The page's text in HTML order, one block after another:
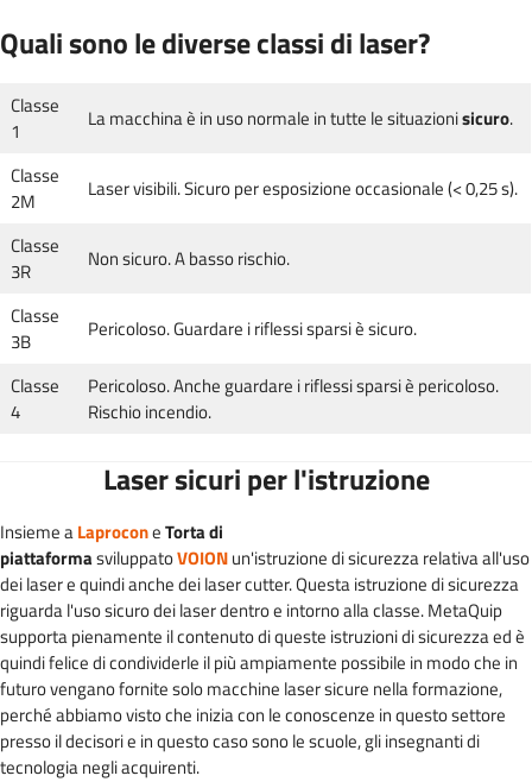
Quali sono le diverse classi di laser?
Classe
1
La macchina è in uso normale in tutte le situazionisicuro.
Classe
2M
Laser visibili. Sicuro per esposizione occasionale (< 0,25 s).
Classe
3R
Non sicuro. A basso rischio.
Classe
3B
Pericoloso. Guardare i riflessi sparsi è sicuro.
Classe
4
Pericoloso. Anche guardare i riflessi sparsi è pericoloso.
Rischio incendio.
Laser sicuri per l'istruzione
Insieme aLaproconeTorta di
piattaformasviluppatoVOIONun'istruzione di sicurezza relativa all'uso
dei laser e quindi anche dei laser cutter. Questa istruzione di sicurezza
riguarda l'uso sicuro dei laser dentro e intorno alla classe. MetaQuip
supporta pienamente il contenuto di queste istruzioni di sicurezza ed è
quindi felice di condividerle il più ampiamente possibile in modo che in
futuro vengano fornite solo macchine laser sicure nella formazione,
perché abbiamo visto che inizia con le conoscenze in questo settore
presso il decisori e in questo caso sono le scuole, gli insegnanti di
tecnologia negli acquirenti.